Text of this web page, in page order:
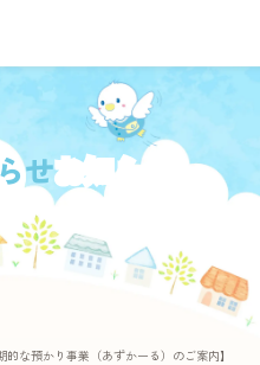
せ
的な預かり事業（あずかーる）のご案内】